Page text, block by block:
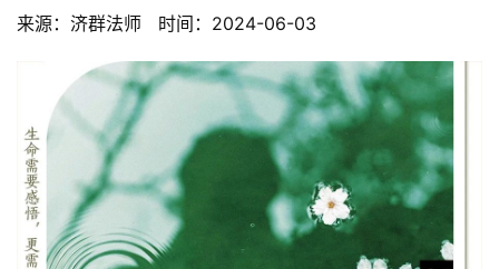
来源：济群法师   时间：2024-06-03